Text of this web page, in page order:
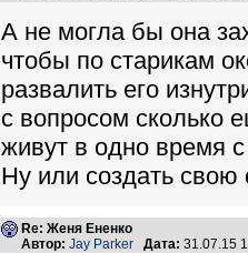
А не могла бы она
чтобы по старикам
развалить его
с вопросом сколько
живут в одно время
Ну или создать
Re: Женя Ененко
Автор: Jay Parker Дата: 31.07.15